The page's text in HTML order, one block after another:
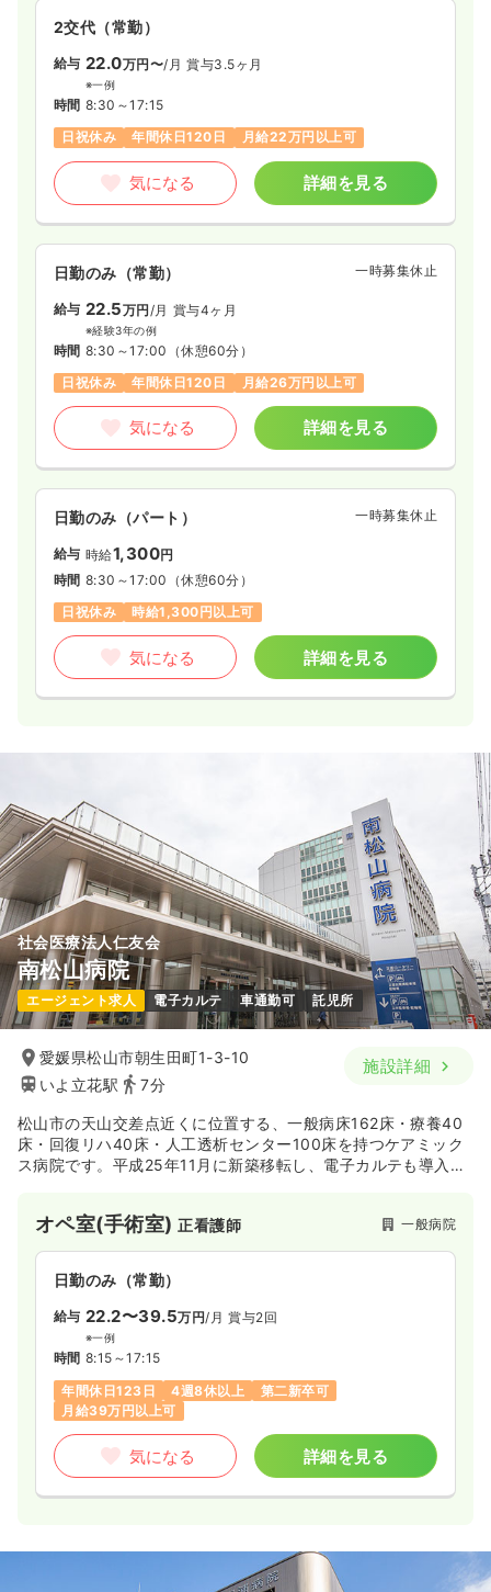
2交代（常勤）
給与 22.0万円〜/月 賞与3.5ヶ月
※一例
時間 8:30～17:15
日祝休み
年間休日120日 月給22万円以上可
気になる 詳細を見る
日勤のみ（常勤） 一時募集休止
給与 22.5万円 /月 賞与4ヶ月
※経験3年の例
時間 8:30～17:00 （休憩60分）
日祝休み
年間休日120日 月給26万円以上可
気になる 詳細を見る
日勤のみ（パート） 一時募集休止
給与 時給1,300円
時間 8:30～17:00 （休憩60分）
日祝休み
時給1,300円以上可
気になる 詳細を見る
社会医療法人仁友会
南松山病院
エージェント求人 電子カルテ 車通勤可 託児所
愛媛県松山市朝生田町1-3-10
いよ立花駅
7分
施設詳細
松山市の天山交差点近くに位置する、一般病床162床・療養40
床・回復リハ40床・人工透析センター100床を持つケアミック
ス病院です。平成25年11月に新築移転し、電子カルテも導入さ
を行っております。
オペ室(手術室)正看護師 一般病院
日勤のみ（常勤）
給与 22.2〜39.5万円/月 賞与2回
※一例
時間 8:15～17:15
年間休日123日
4週8休以上
第二新卒可
月給39万円以上可
気になる 詳細を見る